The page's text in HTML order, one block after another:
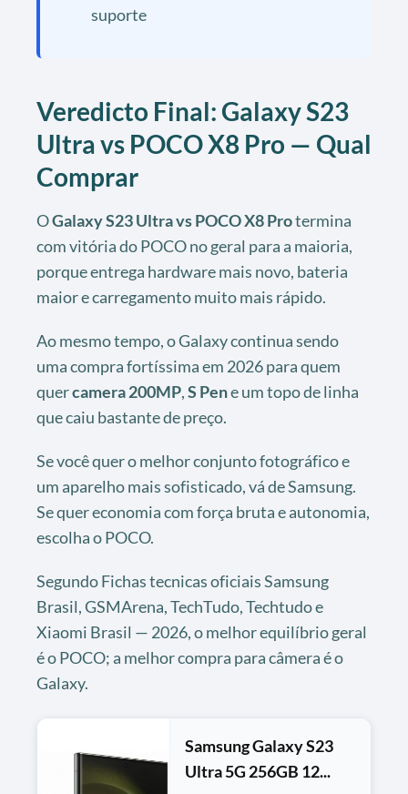
suporte
Veredicto Final: Galaxy S23
Ultra vs POCO X8 Pro — Qual
Comprar
OGalaxy S23 Ultra vs POCO X8 Protermina
com vitória do POCO no geral para a maioria,
porque entrega hardware mais novo, bateria
maior e carregamento muito mais rápido.
Ao mesmo tempo, o Galaxy continua sendo
uma compra fortíssima em 2026 para quem
quercamera 200MP,S Pene um topo de linha
que caiu bastante de preço.
Se você quer o melhor conjunto fotográfico e
um aparelho mais sofisticado, vá de Samsung.
Se quer economia com força bruta e autonomia,
escolha o POCO.
Segundo Fichas tecnicas oficiais Samsung
Brasil, GSMArena, TechTudo, Techtudo e
Xiaomi Brasil — 2026, o melhor equilíbrio geral
é o POCO; a melhor compra para câmera é o
Galaxy.
Samsung Galaxy S23
Ultra 5G 256GB 12...